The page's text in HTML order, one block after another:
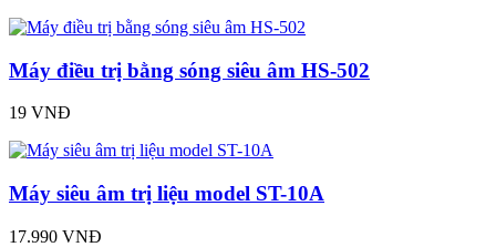
Máy điều trị bằng sóng siêu âm HS-502
19 VNĐ
Máy siêu âm trị liệu model ST-10A
17.990 VNĐ